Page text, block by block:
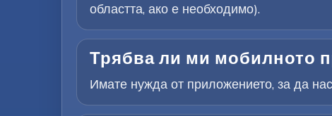
областта, ако е необходимо).
Трябва ли ми мобилното
Имате нужда от приложението, за да